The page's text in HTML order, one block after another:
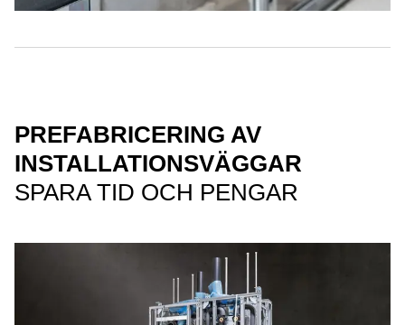
PREFABRICERING AV
INSTALLATIONSVÄGGAR
SPARA TID OCH PENGAR